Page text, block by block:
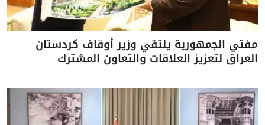
مفتي الجمهورية يلتقي وزير أوقاف كردستان
العراق لتعزيز العلاقات والتعاون المشترك